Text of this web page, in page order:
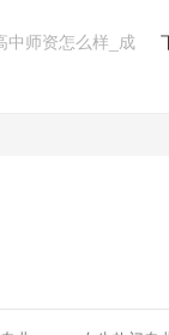
中师资怎么样_成